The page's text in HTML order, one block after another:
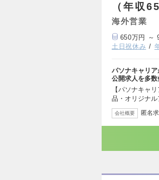
（年収
海外営業
650万円 ～
土日祝休み
パソナキャリ
公開求人を多
【パソナキャ
品・オリジナ
会社概要 匿名